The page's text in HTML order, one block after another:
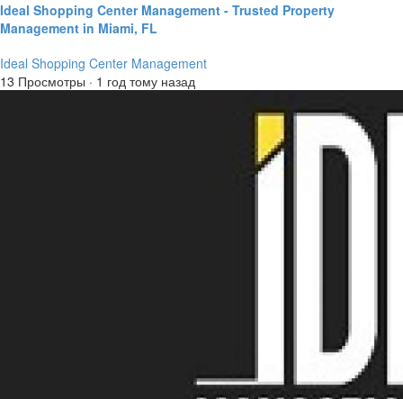
Ideal Shopping Center Management - Trusted Property
Management in Miami, FL
Ideal Shopping Center Management
13 Просмотры · 1 год тому назад